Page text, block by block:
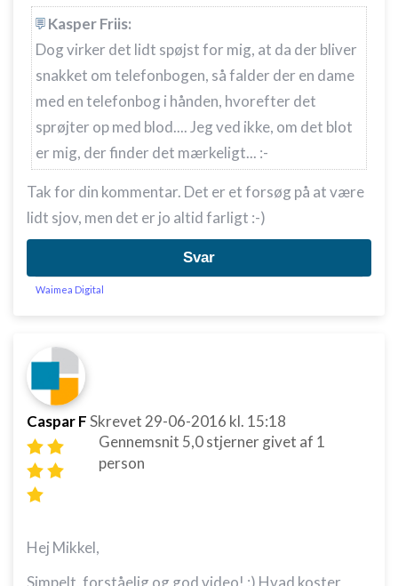
Kasper Friis:
Dog virker det lidt spøjst for mig, at da der bliver
snakket om telefonbogen, så falder der en dame
med en telefonbog i hånden, hvorefter det
sprøjter op med blod.... Jeg ved ikke, om det blot
er mig, der finder det mærkeligt... :-
Tak for din kommentar. Det er et forsøg på at være
lidt sjov, men det er jo altid farligt :-)
Svar
Waimea Digital
Caspar FSkrevet 29-06-2016 kl. 15:18
Gennemsnit 5,0stjerner givet af 1
person
Hej Mikkel,
Simpelt, forståelig og god video! :) Hvad koster